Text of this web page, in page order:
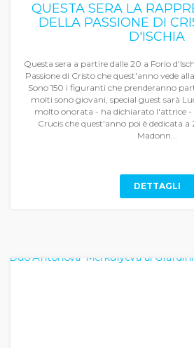
QUESTA SERA LA
DELLA PASSIONE DI
D'ISCHIA
Questa sera a partire dalle 20 a Forio
Passione di Cristo che quest'anno vede
Sono 150 i figuranti che prenderanno
molti sono giovani, special guest sarà
molto onorata - ha dichiarato l'attrice -
Crucis che quest'anno poi è dedicata a
Madonn...
DETTAGLI